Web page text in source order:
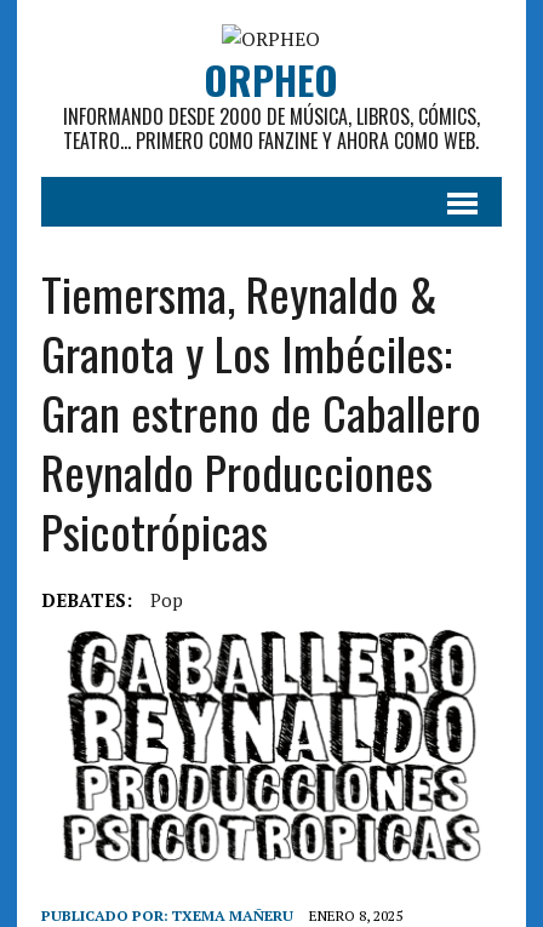
ORPHEO
INFORMANDO DESDE 2000 DE MÚSICA, LIBROS, CÓMICS,
TEATRO... PRIMERO COMO FANZINE Y AHORA COMO WEB.
Tiemersma, Reynaldo &
Granota y Los Imbéciles:
Gran estreno de Caballero
Reynaldo Producciones
Psicotrópicas
DEBATES: Pop
PUBLICADO POR: TXEMA MAÑERU ENERO 8, 2025